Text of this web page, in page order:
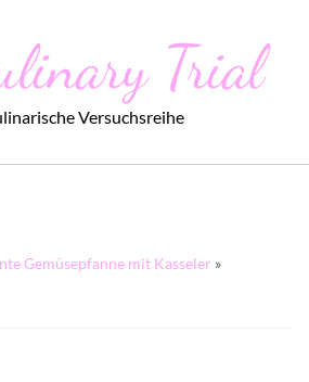
Trial
Versuchsreihe
Gemüsepfanne mit Kasseler »